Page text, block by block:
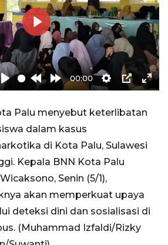
Play
RewindForward
10s
00:00
Settings
PIP
Play
Palu menyebut keterlibatan
dalam kasus
di Kota Palu, Sulawesi
Kepala BNN Kota Palu
Senin (5/1),
akan memperkuat upaya
deteksi dini dan sosialisasi di
(Muhammad Izfaldi/Rizky